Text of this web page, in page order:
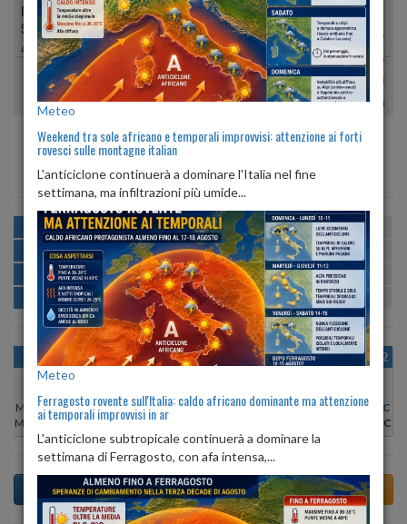
PROVINCIA DI:VERBANO-CUSIO-OSSOLA
902 METRI S.L.M.
46º 03′ 41″ N 8º 06′ 57″ E
Min:16°| Max:
24°
Umidità50%- 79%
vento debole
Pioggia:0 mm| Neve:0 mm
ALBA
ore 06:22 ore 20:43
MATTINA min:16º max:24º U:50%
POMERIGGIO min:23º max: 24º U:49%
SERA min:18º max:23º U:66%-
NOTTE min:16º max:19º U:79%
OGGI
Min: 17°C
Max:23°C
VEN 07
Min:13°C
Max:22°C
SAB 08
Min:13°C
Max: 21°C
DOM 09
Min:14°C
LUN 10
Min:15°C
MAR 11
Min:16°C
MER 12
Min:14°C
23°C
Meteo
Weekend tra sole africano e temporali improvvisi: attenzione ai forti
rovesci sulle montagne italian
L'anticiclone continuerà a dominare l'Italia nel fine
settimana, ma infiltrazioni più umide...
Meteo
Ferragosto rovente sull'Italia: caldo africano dominante ma attenzione
ai temporali improvvisi in ar
L'anticiclone subtropicale continuerà a dominare la
settimana di Ferragosto, con afa intensa,...